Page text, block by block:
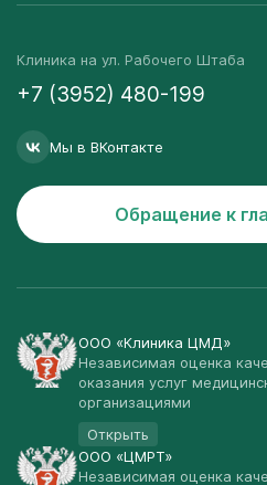
Клиника на ул. Рабочего Штаба
+7 (3952) 480-199
Мы в ВКонтакте
Обращение к
ООО «Клиника ЦМД»
Независимая оценка
оказания услуг
организациями
Открыть
ООО «ЦМРТ»
Независимая оценка